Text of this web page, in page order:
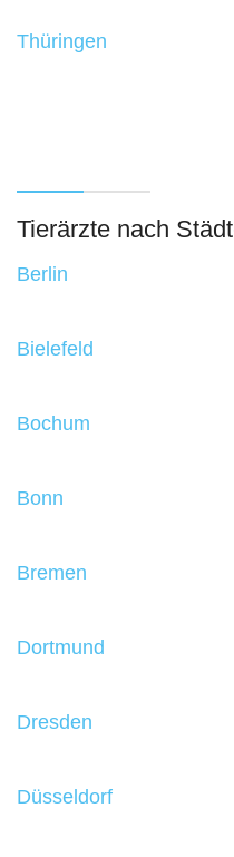
Thüringen
Tierärzte nach
Berlin
Bielefeld
Bochum
Bonn
Bremen
Dortmund
Dresden
Düsseldorf